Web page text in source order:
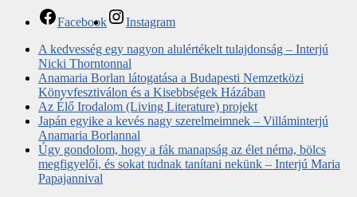
Facebook
Instagram
A kedvesség egy nagyon alulértékelt tulajdonság – Interjú
Nicki Thorntonnal
Anamaria Borlan látogatása a Budapesti Nemzetközi
Könyvfesztiválon és a Kisebbségek Házában
Az Élő Irodalom (Living Literature) projekt
Japán egyike a kevés nagy szerelmeimnek – Villáminterjú
Anamaria Borlannal
Úgy gondolom, hogy a fák manapság az élet néma, bölcs
megfigyelői, és sokat tudnak tanítani nekünk – Interjú Maria
Papajannival